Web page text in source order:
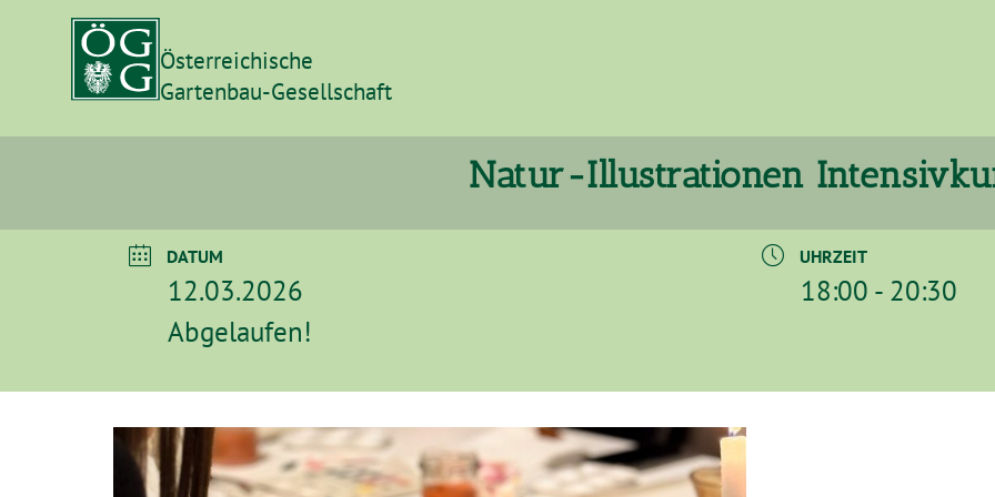
Österreichische
Gartenbau-Gesellschaft
Natur-Illustrationen
DATUM
12.03.2026
Abgelaufen!
UHRZEIT
18:00 - 20:30